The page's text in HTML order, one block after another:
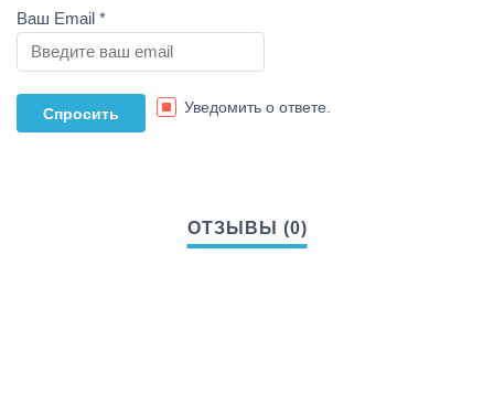
Ваш Email *
Уведомить о ответе.